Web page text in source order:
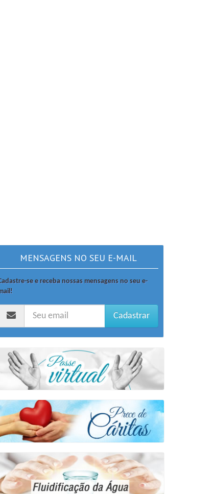
MENSAGENS NO SEU E-MAIL
se e receba nossas mensagens no seu e-
Cadastrar